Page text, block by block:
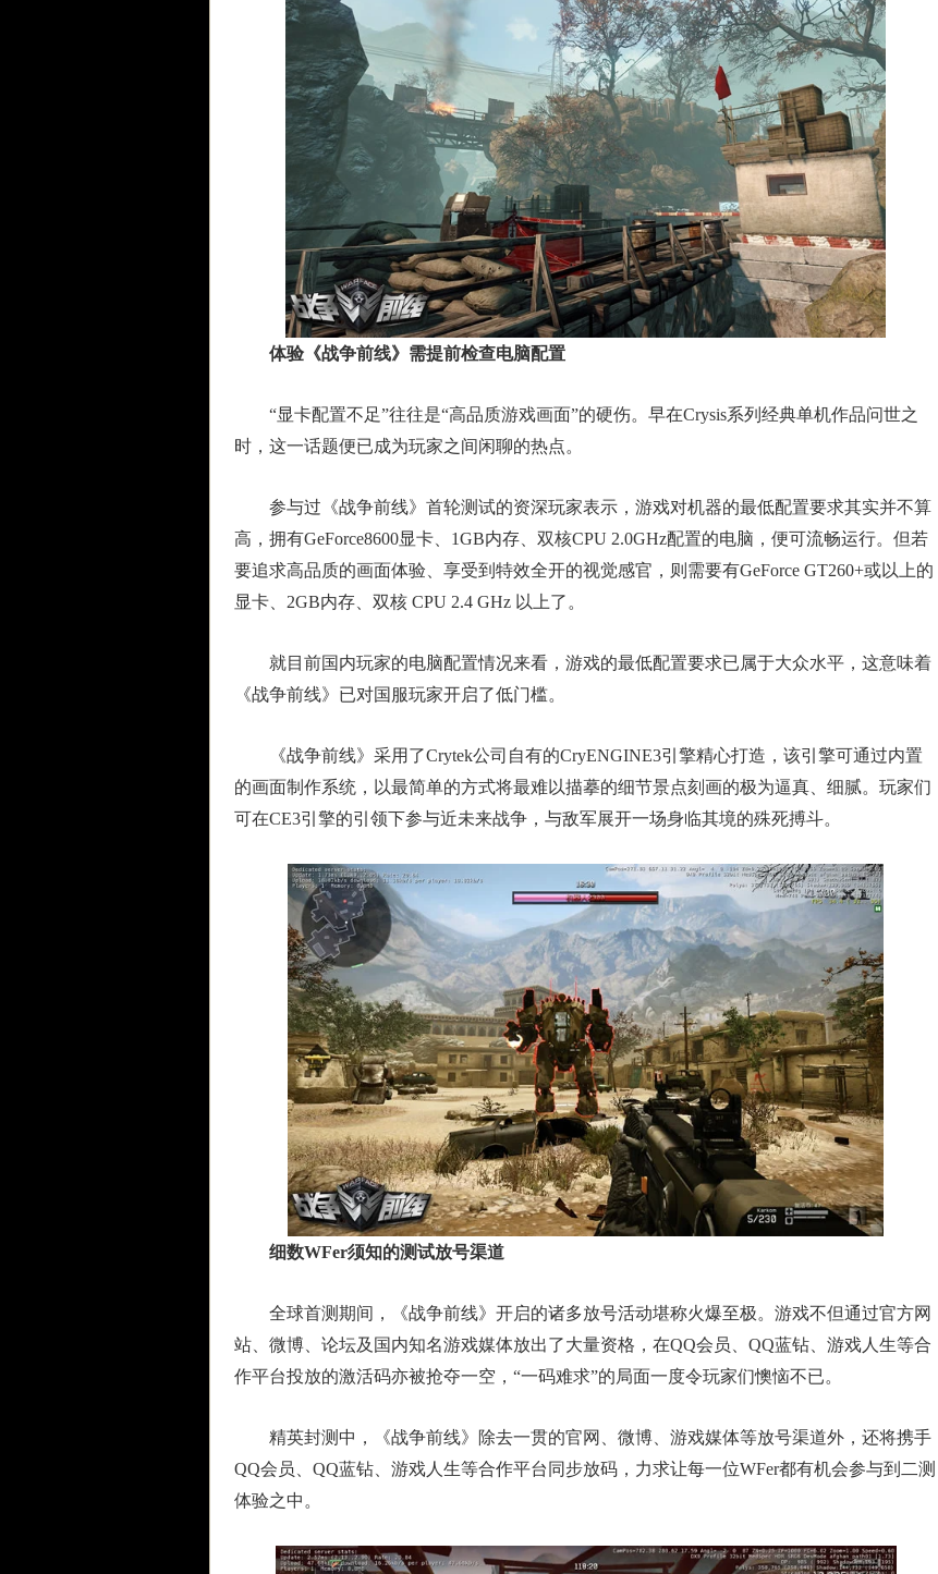
体验《战争前线》需提前检查电脑配置
“显卡配置不足”往往是“高品质游戏画面”的硬伤。早在Crysis系列经典单机作品问世之
时，这一话题便已成为玩家之间闲聊的热点。
参与过《战争前线》首轮测试的资深玩家表示，游戏对机器的最低配置要求其实并不算
高，拥有GeForce8600显卡、1GB内存、双核CPU 2.0GHz配置的电脑，便可流畅运行。但若
要追求高品质的画面体验、享受到特效全开的视觉感官，则需要有GeForce GT260+或以上的
显卡、2GB内存、双核 CPU 2.4 GHz 以上了。
就目前国内玩家的电脑配置情况来看，游戏的最低配置要求已属于大众水平，这意味着
《战争前线》已对国服玩家开启了低门槛。
《战争前线》采用了Crytek公司自有的CryENGINE3引擎精心打造，该引擎可通过内置
的画面制作系统，以最简单的方式将最难以描摹的细节景点刻画的极为逼真、细腻。玩家们
可在CE3引擎的引领下参与近未来战争，与敌军展开一场身临其境的殊死搏斗。
细数WFer须知的测试放号渠道
全球首测期间，《战争前线》开启的诸多放号活动堪称火爆至极。游戏不但通过官方网
站、微博、论坛及国内知名游戏媒体放出了大量资格，在QQ会员、QQ蓝钻、游戏人生等合
作平台投放的激活码亦被抢夺一空，“一码难求”的局面一度令玩家们懊恼不已。
精英封测中，《战争前线》除去一贯的官网、微博、游戏媒体等放号渠道外，还将携手
QQ会员、QQ蓝钻、游戏人生等合作平台同步放码，力求让每一位WFer都有机会参与到二测
体验之中。